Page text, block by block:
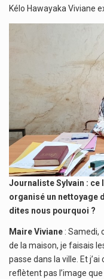
Kélo Hawayaka Viviane
Journaliste Sylvain : ce
organisé un nettoyage
dites nous pourquoi ?
Maire Viviane : Samedi,
de la maison, je faisais
passe dans la ville. Et
reflètent pas l’image